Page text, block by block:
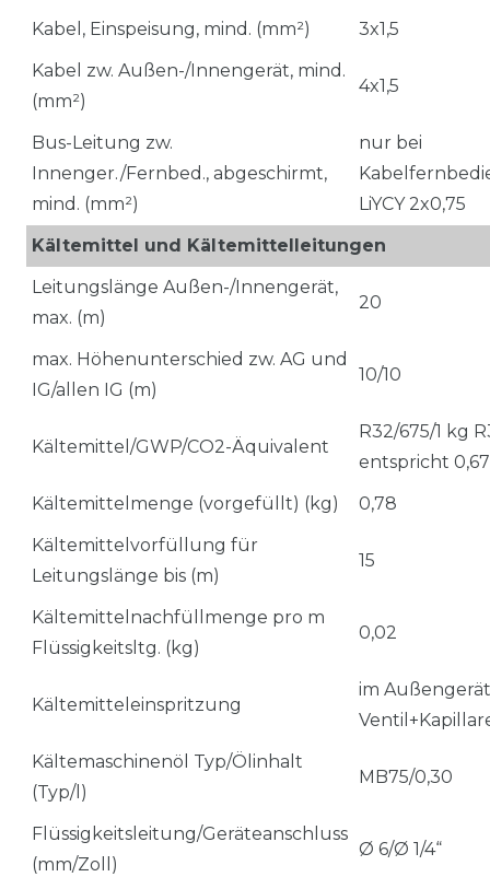
Kabel, Einspeisung, mind. (mm²)
3x1,5
Kabel zw. Außen-/Innengerät, mind.
(mm²)
4x1,5
Bus-Leitung zw.
Innenger./Fernbed., abgeschirmt,
mind. (mm²)
nur bei
LiYCY 2x0,75
Kältemittel und Kältemittelleitungen
Leitungslänge Außen-/Innengerät,
max. (m)
20
max. Höhenunterschied zw. AG und
IG/allen IG (m)
10/10
Kältemittel/GWP/CO2-Äquivalent
R32/675/1 kg
entspricht
Kältemittelmenge (vorgefüllt) (kg)
0,78
Kältemittelvorfüllung für
Leitungslänge bis (m)
15
Kältemittelnachfüllmenge pro m
Flüssigkeitsltg. (kg)
0,02
Kältemitteleinspritzung
im
Kältemaschinenöl Typ/Ölinhalt
(Typ/l)
MB75/0,30
Flüssigkeitsleitung/Geräteanschluss
(mm/Zoll)
Ø 6/Ø 1/4“